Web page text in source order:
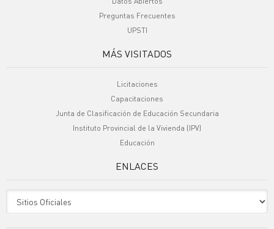
Preguntas Frecuentes
UPSTI
MÁS VISITADOS
Licitaciones
Capacitaciones
Junta de Clasificación de Educación Secundaria
Instituto Provincial de la Vivienda (IPV)
Educación
ENLACES